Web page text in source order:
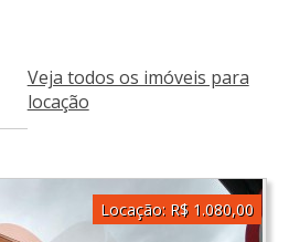
Veja todos os imóveis para
locação
Locação: R$ 1.080,00